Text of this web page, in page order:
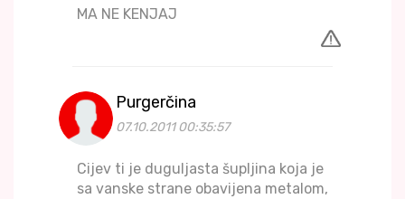
MA NE KENJAJ
Purgerčina
07.10.2011 00:35:57
Cijev ti je duguljasta šupljina koja je
sa vanske strane obavijena metalom,